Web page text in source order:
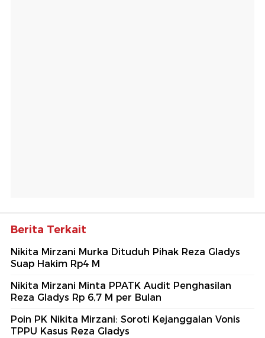
Berita Terkait
Nikita Mirzani Murka Dituduh Pihak Reza Gladys
Suap Hakim Rp4 M
Nikita Mirzani Minta PPATK Audit Penghasilan
Reza Gladys Rp 6,7 M per Bulan
Poin PK Nikita Mirzani: Soroti Kejanggalan Vonis
TPPU Kasus Reza Gladys